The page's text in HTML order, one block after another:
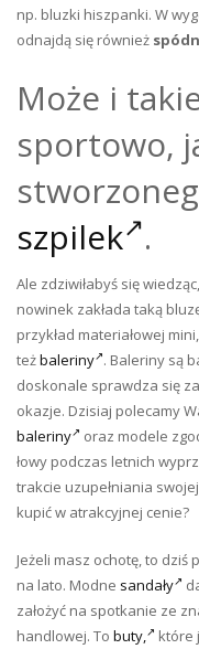
np. bluzki hiszpanki. W
odnajdą się również
Może i
sportowo,
szpilek .
Ale zdziwiłabyś się
nowinek zakłada taką
przykład materiałowej
teżbaleriny . Baleriny są
doskonale sprawdza się
okazje. Dzisiaj polecamy
baleriny
oraz modele
łowy podczas letnich
trakcie uzupełniania
kupić w atrakcyjnej cenie?
Jeżeli masz ochotę, to dziś
na lato. Modne sandały
założyć na spotkanie ze
handlowej. To buty,
które